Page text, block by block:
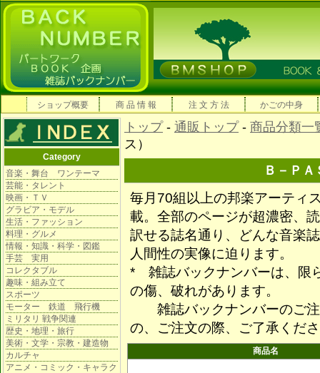
ショップ概要 商 品 情 報 注 文 方 法 かごの中身
Category
音楽・舞台 ワンテーマ
芸能・タレント
映画・ＴＶ
グラビア・モデル
生活・ファッション
料理・グルメ
情報・知識・科学・図鑑
手芸 実用
コレクタブル
趣味・組み立て
スポーツ
モーター 鉄道 飛行機
ミリタリ 戦争関連
歴史・地理・旅行
美術・文学・宗教・建造物
カルチャ
アニメ・コミック・キャラク
トップ- 通販トップ- 商品分類一
ス）
Ｂ－Ｐ
毎月70組以上の邦楽アーティ
載。全部のページが超濃密、
訳せる誌名通り、どんな音楽
人間性の実像に迫ります。
* 雑誌バックナンバーは、限
の傷、破れがあります。
雑誌バックナンバーのご注
の、ご注文の際、ご了承くだ
商品名